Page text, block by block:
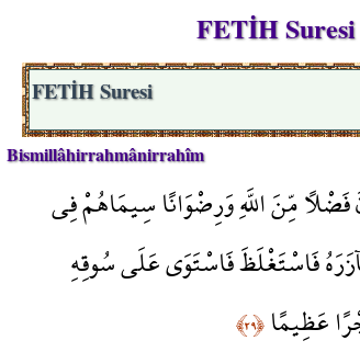
FETİH
FETİH Suresi
Bismillâhirrahmânirrahîm
مِّنَ اللَّهِ وَرِضْوَانًا سِيمَاهُمْ فِي
فَاسْتَغْلَظَ فَاسْتَوَى عَلَى سُوقِهِ
عَظِيمًا﴿٢٩﴾